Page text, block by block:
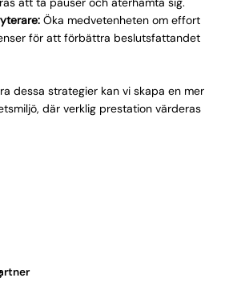
Öka medvetenheten om effort
för att förbättra beslutsfattandet
dessa strategier kan vi skapa en mer
där verklig prestation värderas